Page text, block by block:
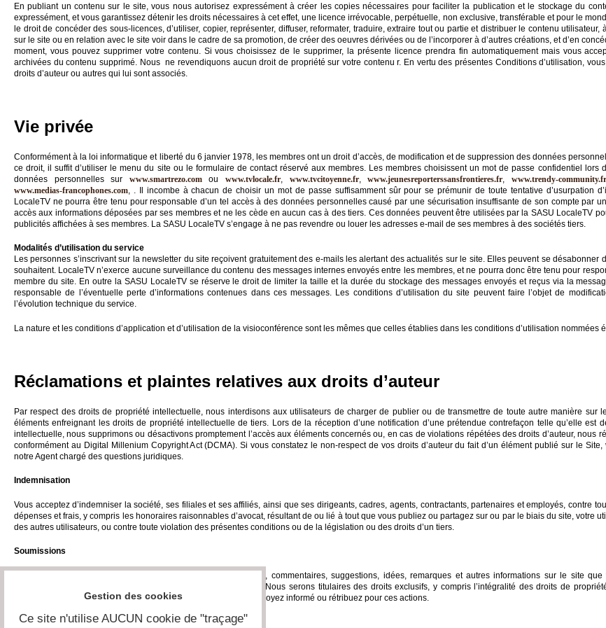
En publiant un contenu sur le site, vous nous autorisez expressément à créer les copies nécessaires pour faciliter la publication et le stockage du
expressément, et vous garantissez détenir les droits nécessaires à cet effet, une licence irrévocable, perpétuelle, non exclusive, transférable et pour le
le droit de concéder des sous-licences, d’utiliser, copier, représenter, diffuser, reformater, traduire, extraire tout ou partie et distribuer le contenu
sur le site ou en relation avec le site voir dans le cadre de sa promotion, de créer des oeuvres dérivées ou de l’incorporer à d’autres créations, et d’en
moment, vous pouvez supprimer votre contenu. Si vous choisissez de le supprimer, la présente licence prendra fin automatiquement mais vous
archivées du contenu supprimé. Nous ne revendiquons aucun droit de propriété sur votre contenu r. En vertu des présentes Conditions d’utilisation,
droits d’auteur ou autres qui lui sont associés.
Vie privée
Conformément à la loi informatique et liberté du 6 janvier 1978, les membres ont un droit d’accès, de modification et de suppression des données
ce droit, il suffit d’utiliser le menu du site ou le formulaire de contact réservé aux membres. Les membres choisissent un mot de passe confidentiel lors
données personnelles sur www.smartrezo.comouwww.tvlocale.fr www.tvcitoyenne.fr,www.jeunesreporterssansfrontieres.fr www.trendy-community.fr
www.medias-francophones.com , . Il incombe à chacun de choisir un mot de passe suffisamment sûr pour se prémunir de toute tentative d’usurpation
LocaleTV ne pourra être tenu pour responsable d’un tel accès à des données personnelles causé par une sécurisation insuffisante de son compte par
accès aux informations déposées par ses membres et ne les cède en aucun cas à des tiers. Ces données peuvent être utilisées par la SASU LocaleTV
publicités affichées à ses membres. La SASU LocaleTV s’engage à ne pas revendre ou louer les adresses e-mail de ses membres à des sociétés tiers.
Modalités d’utilisation du service
Les personnes s’inscrivant sur la newsletter du site reçoivent gratuitement des e-mails les alertant des actualités sur le site. Elles peuvent se désabonner
souhaitent. LocaleTV n’exerce aucune surveillance du contenu des messages internes envoyés entre les membres, et ne pourra donc être tenu pour
membre du site. En outre la SASU LocaleTV se réserve le droit de limiter la taille et la durée du stockage des messages envoyés et reçus via la
responsable de l’éventuelle perte d’informations contenues dans ces messages. Les conditions d’utilisation du site peuvent faire l’objet de
l’évolution technique du service.
La nature et les conditions d’application et d’utilisation de la visioconférence sont les mêmes que celles établies dans les conditions d’utilisation nommées
Réclamations et plaintes relatives aux droits d’auteur
Par respect des droits de propriété intellectuelle, nous interdisons aux utilisateurs de charger de publier ou de transmettre de toute autre manière sur
éléments enfreignant les droits de propriété intellectuelle de tiers. Lors de la réception d’une notification d’une prétendue contrefaçon telle qu’elle
intellectuelle, nous supprimons ou désactivons promptement l’accès aux éléments concernés ou, en cas de violations répétées des droits d’auteur, nous
conformément au Digital Millenium Copyright Act (DCMA). Si vous constatez le non-respect de vos droits d’auteur du fait d’un élément publié sur le
notre Agent chargé des questions juridiques.
Indemnisation
Vous acceptez d’indemniser la société, ses filiales et ses affiliés, ainsi que ses dirigeants, cadres, agents, contractants, partenaires et employés, contre
dépenses et frais, y compris les honoraires raisonnables d’avocat, résultant de ou lié à tout que vous publiez ou partagez sur ou par le biais du site, votre
des autres utilisateurs, ou contre toute violation des présentes conditions ou de la législation ou des droits d’un tiers.
Soumissions
Vous reconnaissez et acceptez sans réserve que les questions, commentaires, suggestions, idées, remarques et autres informations sur le site
informations confidentielles et nous soient cédés intégralement. Nous serons titulaires des droits exclusifs, y compris l’intégralité des droits de
soumissions à toutes fins commerciales ou autres sans que vous soyez informé ou rétribuez pour ces actions.
Droit applicable - attribution de juridiction
Gestion des cookies
Ce site n'utilise AUCUN cookie de "traçage"